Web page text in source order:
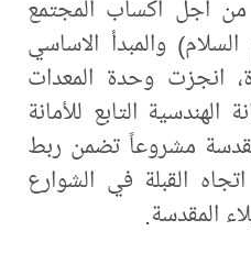
من اجل اكساب المجتمع
والمبدأ الاساسي
انجزت وحدة المعدات
التابع للأمانة
مشروعاً تضمن ربط
القبلة في الشوارع
المقدسة.